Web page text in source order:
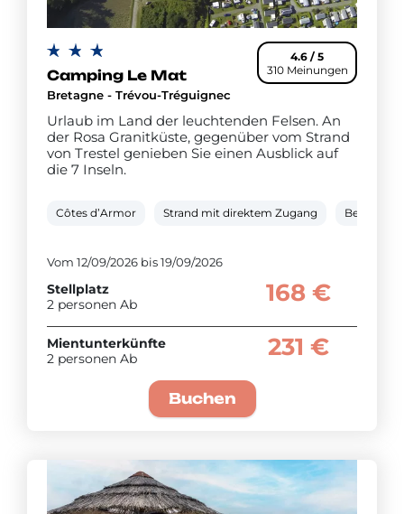
4.6 / 5
310 Meinungen
Camping Le Mat
Bretagne - Trévou-Tréguignec
Urlaub im Land der leuchtenden Felsen. An
der Rosa Granitküste, gegenüber vom Strand
von Trestel genieben Sie einen Ausblick auf
die 7 Inseln.
Côtes d’Armor Strand mit direktem Zugang Beheiztes
Vom 12/09/2026 bis 19/09/2026
Stellplatz
2 personen Ab
168 €
Mientunterkünfte
2 personen Ab
231 €
Buchen